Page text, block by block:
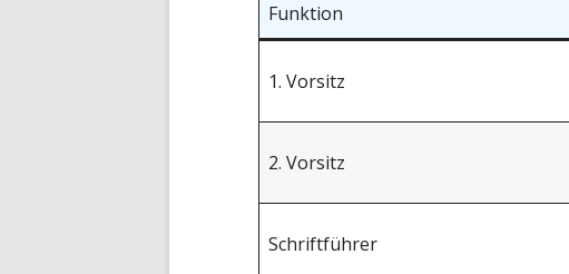
Funktion
1. Vorsitz
2. Vorsitz
Schriftführer